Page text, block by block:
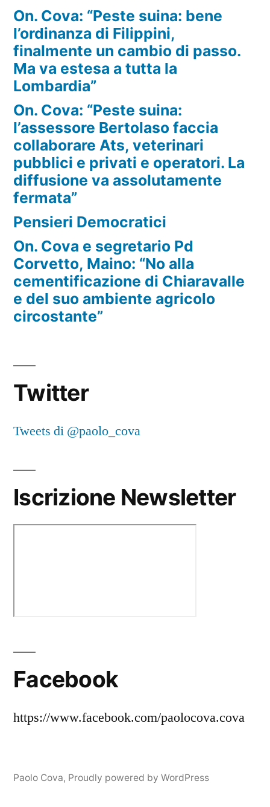
On. Cova: “Peste suina: bene
l’ordinanza di Filippini,
finalmente un cambio di passo.
Ma va estesa a tutta la
Lombardia”
On. Cova: “Peste suina:
l’assessore Bertolaso faccia
collaborare Ats, veterinari
pubblici e privati e operatori. La
diffusione va assolutamente
fermata”
Pensieri Democratici
On. Cova e segretario Pd
Corvetto, Maino: “No alla
cementificazione di Chiaravalle
e del suo ambiente agricolo
circostante”
Twitter
Tweets di @paolo_cova
Iscrizione Newsletter
Facebook
https://www.facebook.com/paolocova.cova
Paolo Cova, Proudly powered by WordPress